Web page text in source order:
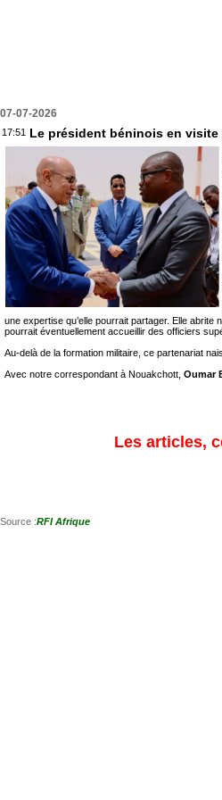
07-07-2026
17:51 Le président béninois en
une expertise qu’elle pourrait partager. Elle
pourrait éventuellement accueillir des officiers
Au-delà de la formation militaire, ce partenariat
Avec notre correspondant à Nouakchott, Oumar
Les articles,
Source :RFI Afrique